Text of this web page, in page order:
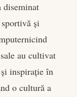
diseminat
și
au cultivat
inspirație în
o cultură a